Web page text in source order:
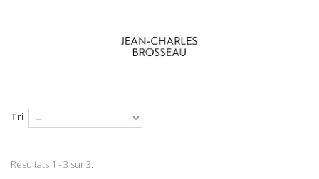
Tri
Résultats 1 - 3 sur 3.